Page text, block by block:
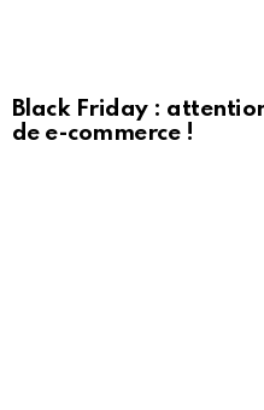
Black Friday :
de e-commerce !